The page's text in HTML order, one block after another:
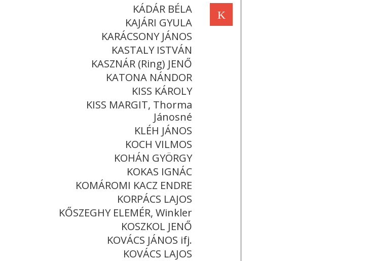
K
KÁDÁR BÉLA
KAJÁRI GYULA
KARÁCSONY JÁNOS
KASTALY ISTVÁN
KASZNÁR (Ring) JENŐ
KATONA NÁNDOR
KISS KÁROLY
KISS MARGIT, Thorma
Jánosné
KLÉH JÁNOS
KOCH VILMOS
KOHÁN GYÖRGY
KOKAS IGNÁC
KOMÁROMI KACZ ENDRE
KORPÁCS LAJOS
KŐSZEGHY ELEMÉR, Winkler
KOSZKOL JENŐ
KOVÁCS JÁNOS ifj.
KOVÁCS LAJOS